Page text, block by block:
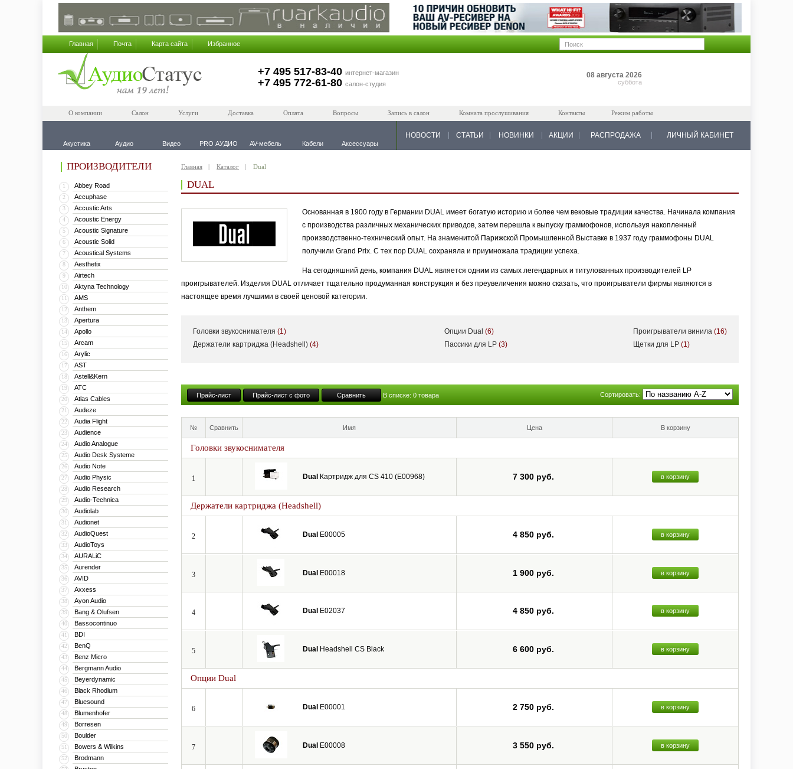
Главная Почта Карта сайта Избранное
+7 495 517-83-40 интернет-магазин
+7 495 772-61-80 салон-студия
08 августа 2026
суббота
О компании Салон Услуги Доставка Оплата Вопросы Запись в салон Комната прослушивания Контакты Режим работы
Акустика Аудио Видео PRO АУДИО AV-мебель Кабели Аксессуары
НОВОСТИ СТАТЬИ НОВИНКИ АКЦИИ РАСПРОДАЖА ЛИЧНЫЙ КАБИНЕТ
ПРОИЗВОДИТЕЛИ
1 Abbey Road
2 Accuphase
3 Accustic Arts
4 Acoustic Energy
5 Acoustic Signature
6 Acoustic Solid
7 Acoustical Systems
8 Aesthetix
9 Airtech
10 Aktyna Technology
11 AMS
12 Anthem
13 Apertura
14 Apollo
15 Arcam
16 Arylic
17 AST
18 Astell&Kern
19 ATC
20 Atlas Cables
21 Audeze
22 Audia Flight
23 Audience
24 Audio Analogue
25 Audio Desk Systeme
26 Audio Note
27 Audio Physic
28 Audio Research
29 Audio-Technica
30 Audiolab
31 Audionet
32 AudioQuest
33 AudioToys
34 AURALiC
35 Aurender
36 AVID
37 Axxess
38 Ayon Audio
39 Bang & Olufsen
40 Bassocontinuo
41 BDI
42 BenQ
43 Benz Micro
44 Bergmann Audio
45 Beyerdynamic
46 Black Rhodium
47 Bluesound
48 Blumenhofer
49 Borresen
50 Boulder
51 Bowers & Wilkins
52 Brodmann
Главная Каталог Dual
DUAL
Основанная в 1900 году в Германии DUAL имеет богатую историю и более чем вековые традиции качества. Начинала компания
с производства различных механических приводов, затем перешла к выпуску граммофонов, используя накопленный
производственно-технический опыт. На знаменитой Парижской Промышленной Выставке в 1937 году граммофоны DUAL
получили Grand Prix. С тех пор DUAL сохраняла и приумножала традиции успеха.
На сегодняшний день, компания DUAL является одним из самых легендарных и титулованных производителей LP
проигрывателей. Изделия DUAL отличает тщательно продуманная конструкция и без преувеличения можно сказать, что проигрыватели фирмы являются в
настоящее время лучшими в своей ценовой категории.
Головки звукоснимателя (1)
Держатели картриджа (Headshell) (4)
Опции Dual (6)
Пассики для LP (3)
Проигрыватели винила (16)
Щетки для LP (1)
Прайс-лист Прайс-лист с фото Сравнить В списке: 0 товара Сортировать:
№ Сравнить Имя Цена В корзину
Головки звукоснимателя
1 Dual Картридж для CS 410 (E00968) 7 300 руб. в корзину
Держатели картриджа (Headshell)
2 Dual E00005 4 850 руб. в корзину
3 Dual E00018 1 900 руб. в корзину
4 Dual E02037 4 850 руб. в корзину
5 Dual Headshell CS Black 6 600 руб. в корзину
Опции Dual
6 Dual E00001 2 750 руб. в корзину
7 Dual E00008 3 550 руб. в корзину